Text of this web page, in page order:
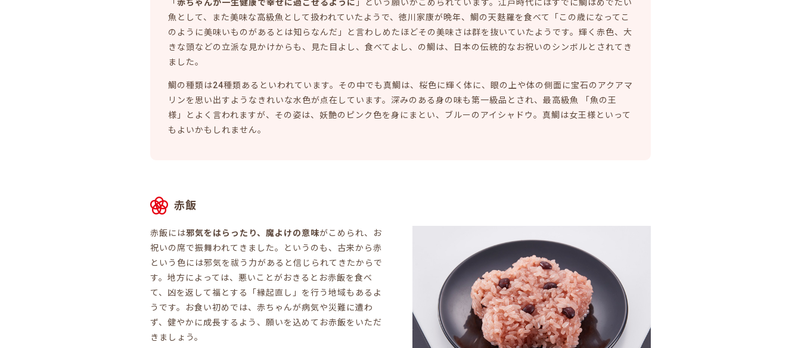
「 赤ちゃんが一生健康で幸せに過ごせるように 」という願いがこめられています。江戸時代にはすでに鯛はめでたい
魚として、また美味な高級魚として扱われていたようで、徳川家康が晩年、鯛の天麩羅を食べて「この歳になってこ
のように美味いものがあるとは知らなんだ」と言わしめたほどその美味さは群を抜いていたようです。輝く赤色、大
きな頭などの立派な見かけからも、見た目よし、食べてよし、の鯛は、日本の伝統的なお祝いのシンボルとされてき
ました。
鯛の種類は24種類あるといわれています。その中でも真鯛は、桜色に輝く体に、眼の上や体の側面に宝石のアクアマ
リンを思い出すようなきれいな水色が点在しています。深みのある身の味も第一級品とされ、最高級魚 「魚の王
様」とよく言われますが、その姿は、妖艶のピンク色を身にまとい、ブルーのアイシャドウ。真鯛は女王様といって
もよいかもしれません。
赤飯
赤飯には邪気をはらったり、魔よけの意味がこめられ、お
祝いの席で振舞われてきました。というのも、古来から赤
という色には邪気を祓う力があると信じられてきたからで
す。地方によっては、悪いことがおきるとお赤飯を食べ
て、凶を返して福とする「縁起直し」を行う地域もあるよ
うです。お食い初めでは、赤ちゃんが病気や災難に遭わ
ず、健やかに成長するよう、願いを込めてお赤飯をいただ
きましょう。